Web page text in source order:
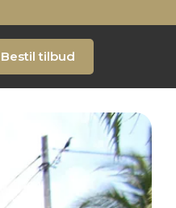
Bestil tilbud